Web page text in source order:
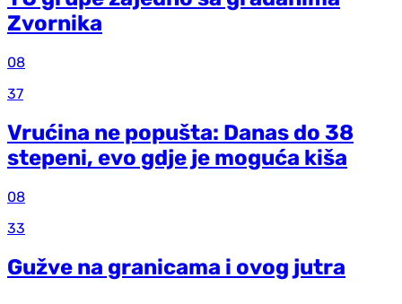
Zvornika
08
37
Vrućina ne popušta: Danas do 38
stepeni, evo gdje je moguća kiša
08
33
Gužve na granicama i ovog jutra